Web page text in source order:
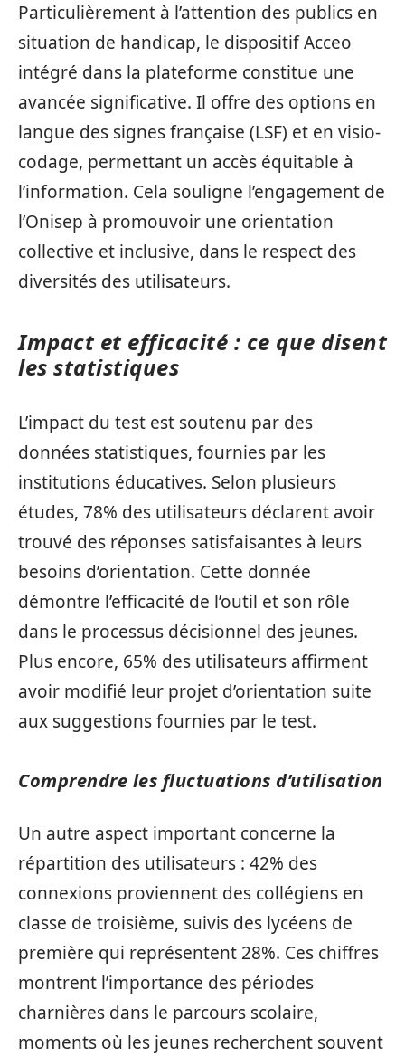
Particulièrement à l’attention des publics en
situation de handicap, le dispositif Acceo
intégré dans la plateforme constitue une
avancée significative. Il offre des options en
langue des signes française (LSF) et en visio-
codage, permettant un accès équitable à
l’information. Cela souligne l’engagement de
l’Onisep à promouvoir une orientation
collective et inclusive, dans le respect des
diversités des utilisateurs.
Impact et efficacité : ce que disent
les statistiques
L’impact du test est soutenu par des
données statistiques, fournies par les
institutions éducatives. Selon plusieurs
études, 78% des utilisateurs déclarent avoir
trouvé des réponses satisfaisantes à leurs
besoins d’orientation. Cette donnée
démontre l’efficacité de l’outil et son rôle
dans le processus décisionnel des jeunes.
Plus encore, 65% des utilisateurs affirment
avoir modifié leur projet d’orientation suite
aux suggestions fournies par le test.
Comprendre les fluctuations d’utilisation
Un autre aspect important concerne la
répartition des utilisateurs : 42% des
connexions proviennent des collégiens en
classe de troisième, suivis des lycéens de
première qui représentent 28%. Ces chiffres
montrent l’importance des périodes
charnières dans le parcours scolaire,
moments où les jeunes recherchent souvent